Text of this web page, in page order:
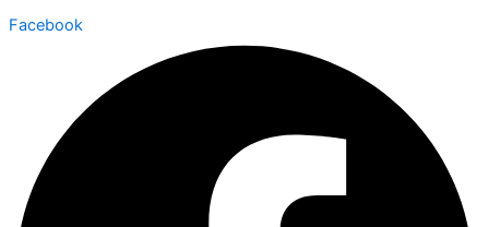
Facebook